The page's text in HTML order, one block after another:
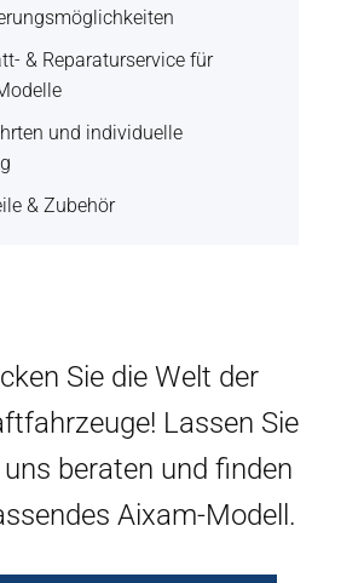
& Reparaturservice für
und individuelle
& Zubehör
Sie die Welt der
Lassen Sie
beraten und finden
Aixam-Modell.